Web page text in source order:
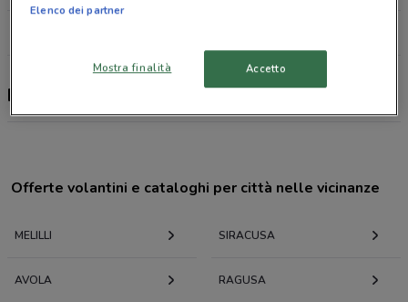
Iliad, offerte e negozi
Offerte volantini e cataloghi per città nelle vicinanze
MELILLI SIRACUSA
AVOLA RAGUSA
Elenco dei partner
Mostra finalità Accetto